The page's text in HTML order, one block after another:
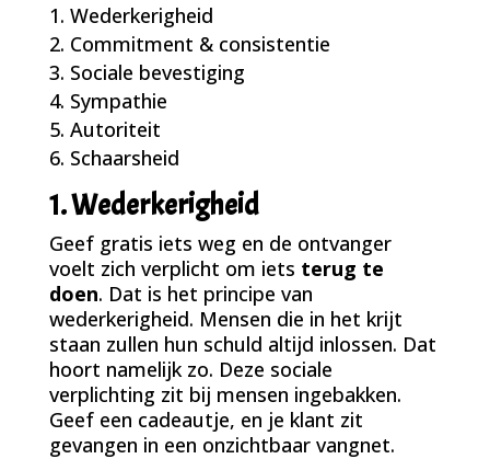
Wederkerigheid
Commitment & consistentie
Sociale bevestiging
Sympathie
Autoriteit
Schaarsheid
1. Wederkerigheid
Geef gratis iets weg en de ontvanger
voelt zich verplicht om iets terug te
doen. Dat is het principe van
wederkerigheid. Mensen die in het krijt
staan zullen hun schuld altijd inlossen. Dat
hoort namelijk zo. Deze sociale
verplichting zit bij mensen ingebakken.
Geef een cadeautje, en je klant zit
gevangen in een onzichtbaar vangnet.